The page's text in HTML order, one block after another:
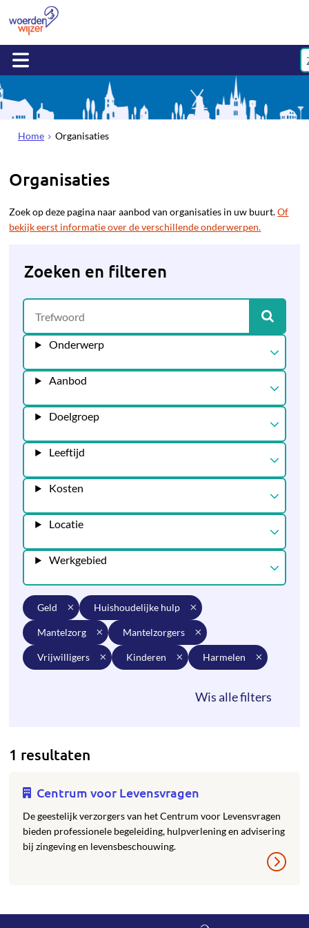
Home Organisaties
Organisaties
Zoek op deze pagina naar aanbod van organisaties in uw buurt.Of
bekijk eerst informatie over de verschillende onderwerpen.
Zoeken en filteren
Onderwerp
Aanbod
Doelgroep
Leeftijd
Kosten
Locatie
Werkgebied
geld huishoudelijke hulp
mantelzorg mantelzorgers
vrijwilligers kinderen harmelen
1 resultaten
Centrum voor Levensvragen
De geestelijk verzorgers van het Centrum voor Levensvragen
bieden professionele begeleiding, hulpverlening en advisering
bij zingeving en levensbeschouwing.